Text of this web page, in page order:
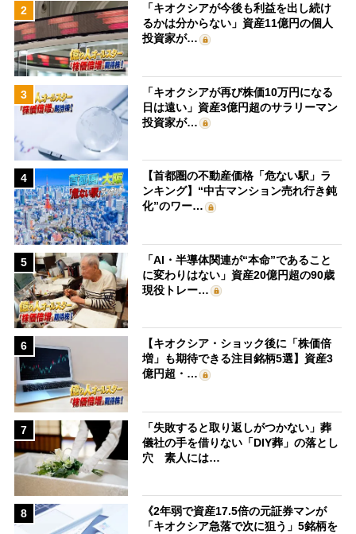
2
「キオクシアが今後も利益を出し続け
るかは分からない」資産11億円の個人
投資家が…
3
「キオクシアが再び株価10万円になる
日は遠い」資産3億円超のサラリーマン
投資家が…
4
【首都圏の不動産価格「危ない駅」ラ
ンキング】“中古マンション売れ行き鈍
化”のワー…
5
「AI・半導体関連が“本命”であること
に変わりはない」資産20億円超の90歳
現役トレー…
6
【キオクシア・ショック後に「株価倍
増」も期待できる注目銘柄5選】資産3
億円超・…
7
「失敗すると取り返しがつかない」葬
儀社の手を借りない「DIY葬」の落とし
穴 素人には…
8
《2年弱で資産17.5倍の元証券マンが
「キオクシア急落で次に狙う」5銘柄を